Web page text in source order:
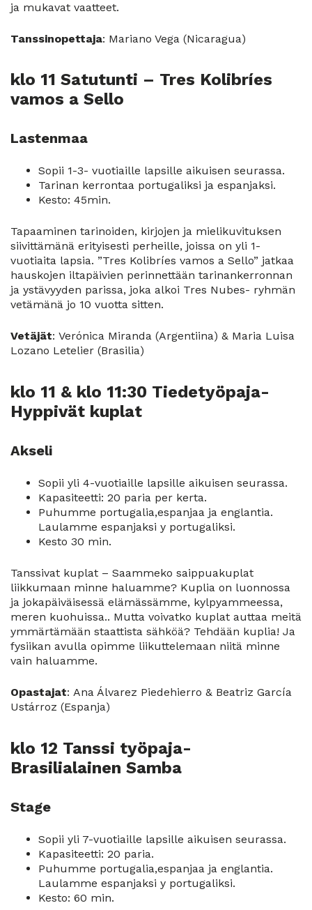
ja mukavat vaatteet.
Tanssinopettaja: Mariano Vega (Nicaragua)
klo 11 Satutunti – Tres Kolibríes
vamos a Sello
Lastenmaa
Sopii 1-3- vuotiaille lapsille aikuisen seurassa.
Tarinan kerrontaa portugaliksi ja espanjaksi.
Kesto: 45min.
Tapaaminen tarinoiden, kirjojen ja mielikuvituksen
siivittämänä erityisesti perheille, joissa on yli 1-
vuotiaita lapsia. ”Tres Kolibríes vamos a Sello” jatkaa
hauskojen iltapäivien perinnettään tarinankerronnan
ja ystävyyden parissa, joka alkoi Tres Nubes- ryhmän
vetämänä jo 10 vuotta sitten.
Vetäjät: Verónica Miranda (Argentiina) & Maria Luisa
Lozano Letelier (Brasilia)
klo 11 & klo 11:30 Tiedetyöpaja-
Hyppivät kuplat
Akseli
Sopii yli 4-vuotiaille lapsille aikuisen seurassa.
Kapasiteetti: 20 paria per kerta.
Puhumme portugalia,espanjaa ja englantia.
Laulamme espanjaksi y portugaliksi.
Kesto 30 min.
Tanssivat kuplat – Saammeko saippuakuplat
liikkumaan minne haluamme? Kuplia on luonnossa
ja jokapäiväisessä elämässämme, kylpyammeessa,
meren kuohuissa.. Mutta voivatko kuplat auttaa meitä
ymmärtämään staattista sähköä? Tehdään kuplia! Ja
fysiikan avulla opimme liikuttelemaan niitä minne
vain haluamme.
Opastajat: Ana Álvarez Piedehierro & Beatriz García
Ustárroz (Espanja)
klo 12 Tanssi työpaja-
Brasilialainen Samba
Stage
Sopii yli 7-vuotiaille lapsille aikuisen seurassa.
Kapasiteetti: 20 paria.
Puhumme portugalia,espanjaa ja englantia.
Laulamme espanjaksi y portugaliksi.
Kesto: 60 min.